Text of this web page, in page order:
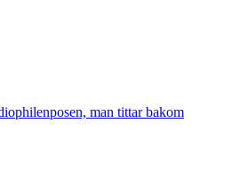
man tittar bakom